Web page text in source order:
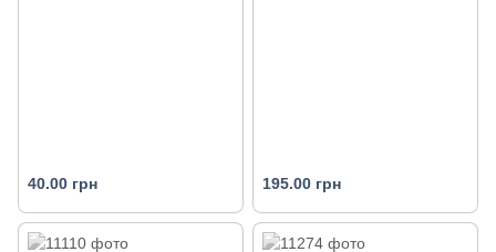
40.00 грн 195.00 грн